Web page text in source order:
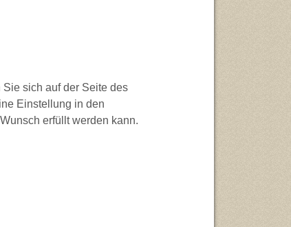
sich auf der Seite des
Einstellung in den
erfüllt werden kann.